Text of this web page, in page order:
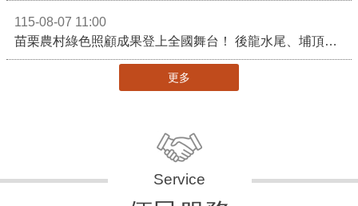
115-08-07 11:00
苗栗農村綠色照顧成果登上全國舞台！ 後龍水尾、埔頂社區前進2026高齡健康產業博覽會
更多